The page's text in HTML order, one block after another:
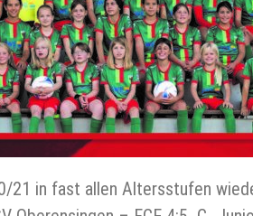
21 in fast allen Altersstufen